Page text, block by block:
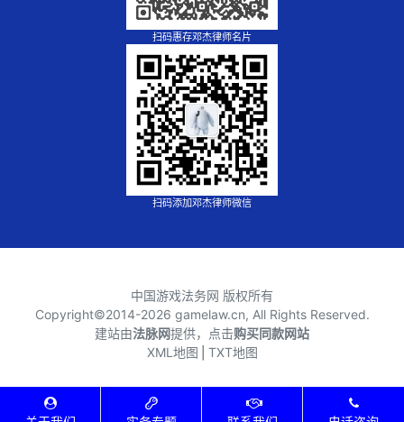
扫码惠存邓杰律师名片
扫码添加邓杰律师微信
中国游戏法务网 版权所有
Copyright©2014-2026 gamelaw.cn, All Rights Reserved.
建站由法脉网提供，点击购买同款网站
XML地图 TXT地图